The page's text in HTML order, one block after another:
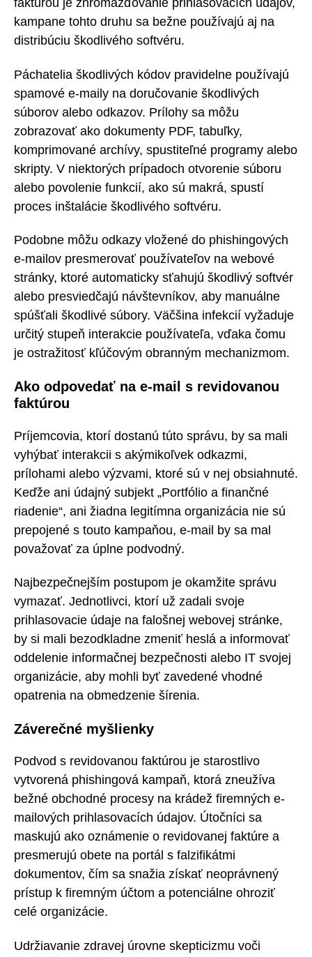
faktúrou je zhromažďovanie prihlasovacích údajov,
kampane tohto druhu sa bežne používajú aj na
distribúciu škodlivého softvéru.
Páchatelia škodlivých kódov pravidelne používajú
spamové e-maily na doručovanie škodlivých
súborov alebo odkazov. Prílohy sa môžu
zobrazovať ako dokumenty PDF, tabuľky,
komprimované archívy, spustiteľné programy alebo
skripty. V niektorých prípadoch otvorenie súboru
alebo povolenie funkcií, ako sú makrá, spustí
proces inštalácie škodlivého softvéru.
Podobne môžu odkazy vložené do phishingových
e-mailov presmerovať používateľov na webové
stránky, ktoré automaticky sťahujú škodlivý softvér
alebo presviedčajú návštevníkov, aby manuálne
spúšťali škodlivé súbory. Väčšina infekcií vyžaduje
určitý stupeň interakcie používateľa, vďaka čomu
je ostražitosť kľúčovým obranným mechanizmom.
Ako odpovedať na e-mail s revidovanou
faktúrou
Príjemcovia, ktorí dostanú túto správu, by sa mali
vyhýbať interakcii s akýmikoľvek odkazmi,
prílohami alebo výzvami, ktoré sú v nej obsiahnuté.
Keďže ani údajný subjekt „Portfólio a finančné
riadenie“, ani žiadna legitímna organizácia nie sú
prepojené s touto kampaňou, e-mail by sa mal
považovať za úplne podvodný.
Najbezpečnejším postupom je okamžite správu
vymazať. Jednotlivci, ktorí už zadali svoje
prihlasovacie údaje na falošnej webovej stránke,
by si mali bezodkladne zmeniť heslá a informovať
oddelenie informačnej bezpečnosti alebo IT svojej
organizácie, aby mohli byť zavedené vhodné
opatrenia na obmedzenie šírenia.
Záverečné myšlienky
Podvod s revidovanou faktúrou je starostlivo
vytvorená phishingová kampaň, ktorá zneužíva
bežné obchodné procesy na krádež firemných e-
mailových prihlasovacích údajov. Útočníci sa
maskujú ako oznámenie o revidovanej faktúre a
presmerujú obete na portál s falzifikátmi
dokumentov, čím sa snažia získať neoprávnený
prístup k firemným účtom a potenciálne ohroziť
celé organizácie.
Udržiavanie zdravej úrovne skepticizmu voči